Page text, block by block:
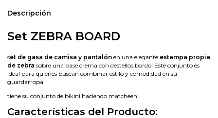
Descripción
Set ZEBRA BOARD
set de gasa de camisa y pantalón en una elegante estampa propia
de zebra sobre una base crema con destellos bordo. Este conjunto es
ideal para quienes buscan combinar estilo y comodidad en su
guardarropa.
tiene su conjunto de bikini haciendo matcheen
Características del Producto: